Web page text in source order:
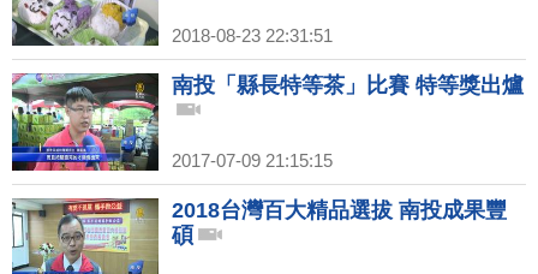
2018-08-23 22:31:51
南投「縣長特等茶」比賽 特等獎出爐
2017-07-09 21:15:15
2018台灣百大精品選拔 南投成果豐
碩